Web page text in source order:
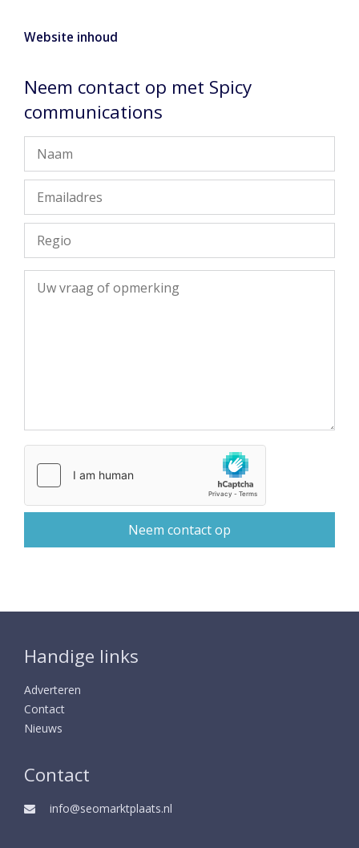
Website inhoud
Neem contact op met Spicy
communications
Handige links
Adverteren
Contact
Nieuws
Contact
info@seomarktplaats.nl